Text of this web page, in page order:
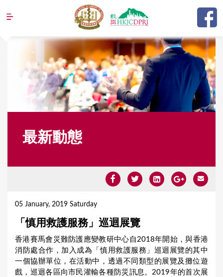
Jump to navigation
最新動態
05 January, 2019 Saturday
「慎用救護服務」巡迴展覽
香港賽馬會災難防護應變教研中心自2018年開始，與香港
消防處合作，加入成為「慎用救護服務」巡迴展覽的其中
一個協辦單位，在活動中，透過不同類型的展覽及攤位遊
戲，巡迴各區向市民灌輸各種防災訊息。2019年的首次展